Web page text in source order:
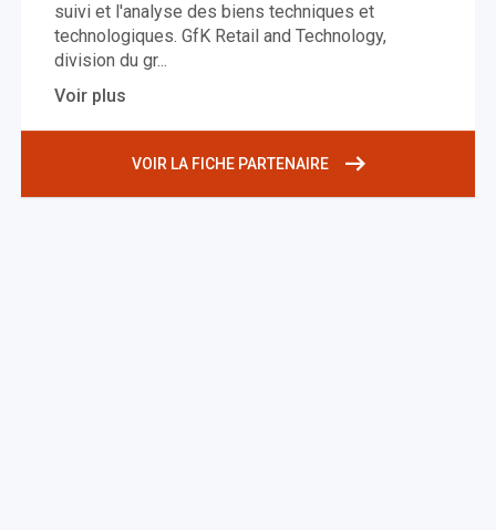
suivi et l'analyse des biens techniques et
technologiques. GfK Retail and Technology,
division du gr...
Voir plus
VOIR LA FICHE PARTENAIRE